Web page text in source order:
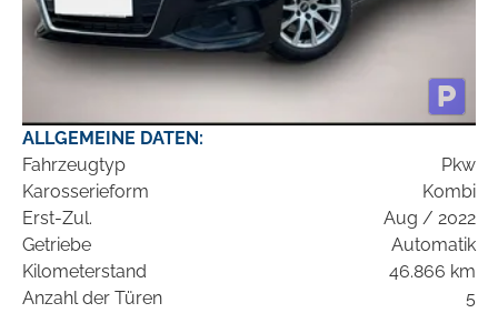
ALLGEMEINE DATEN:
Fahrzeugtyp
Pkw
Karosserieform
Kombi
Erst-Zul.
Aug / 2022
Getriebe
Automatik
Kilometerstand
46.866 km
Anzahl der Türen
5